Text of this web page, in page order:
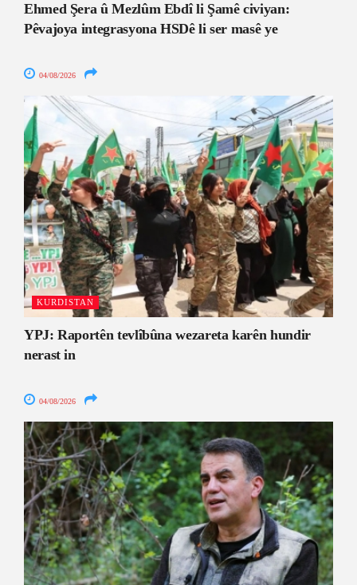
Ehmed Şera û Mezlûm Ebdî li Şamê civiyan:
Pêvajoya integrasyona HSDê li ser masê ye
04/08/2026
KURDISTAN
YPJ: Raportên tevlîbûna wezareta karên hundir
nerast in
04/08/2026